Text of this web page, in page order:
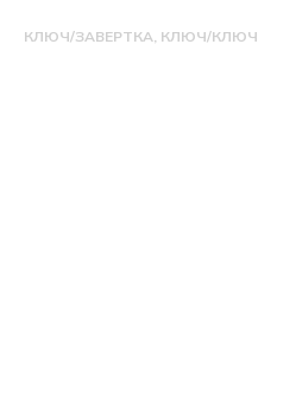
КЛЮЧ/ЗАВЕРТКА, КЛЮЧ/КЛЮЧ